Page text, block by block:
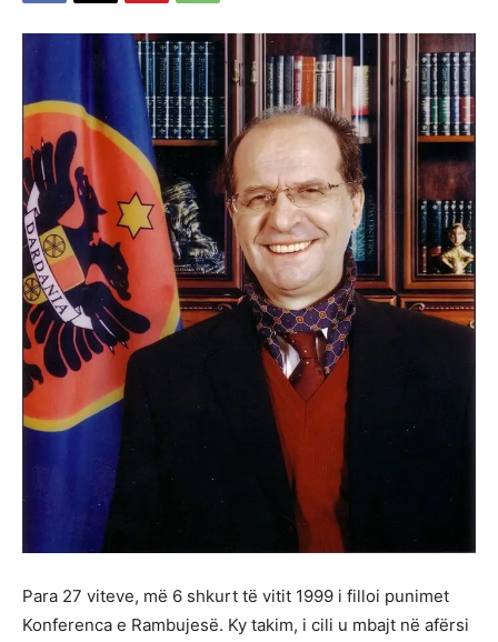
Para 27 viteve, më 6 shkurt të vitit 1999 i filloi punimet
Konferenca e Rambujesë. Ky takim, i cili u mbajt në afërsi